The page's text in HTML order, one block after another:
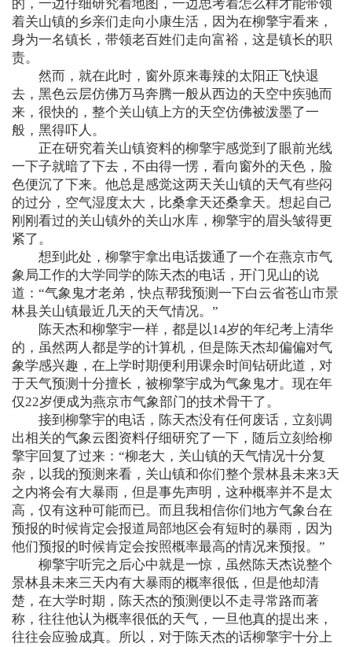
的，一边仔细研究着地图，一边思考着怎么样才能带领
着关山镇的乡亲们走向小康生活，因为在柳擎宇看来，
身为一名镇长，带领老百姓们走向富裕，这是镇长的职
责。
然而，就在此时，窗外原来毒辣的太阳正飞快退
去，黑色云层仿佛万马奔腾一般从西边的天空中疾驰而
来，很快的，整个关山镇上方的天空仿佛被泼墨了一
般，黑得吓人。
正在研究着关山镇资料的柳擎宇感觉到了眼前光线
一下子就暗了下去，不由得一愣，看向窗外的天色，脸
色便沉了下来。他总是感觉这两天关山镇的天气有些闷
的过分，空气湿度太大，比桑拿天还桑拿天。想起自己
刚刚看过的关山镇外的关山水库，柳擎宇的眉头皱得更
紧了。
想到此处，柳擎宇拿出电话拨通了一个在燕京市气
象局工作的大学同学的陈天杰的电话，开门见山的说
道：“气象鬼才老弟，快点帮我预测一下白云省苍山市景
林县关山镇最近几天的天气情况。”
陈天杰和柳擎宇一样，都是以14岁的年纪考上清华
的，虽然两人都是学的计算机，但是陈天杰却偏偏对气
象学感兴趣，在上学时期便利用课余时间钻研此道，对
于天气预测十分擅长，被柳擎宇成为气象鬼才。现在年
仅22岁便成为燕京市气象部门的技术骨干了。
接到柳擎宇的电话，陈天杰没有任何废话，立刻调
出相关的气象云图资料仔细研究了一下，随后立刻给柳
擎宇回复了过来：“柳老大，关山镇的天气情况十分复
杂，以我的预测来看，关山镇和你们整个景林县未来3天
之内将会有大暴雨，但是事先声明，这种概率并不是太
高，仅有这种可能而已。而且我相信你们地方气象台在
预报的时候肯定会报道局部地区会有短时的暴雨，因为
他们预报的时候肯定会按照概率最高的情况来预报。”
柳擎宇听完之后心中就是一惊，虽然陈天杰说整个
景林县未来三天内有大暴雨的概率很低，但是他却清
楚，在大学时期，陈天杰的预测便以不走寻常路而著
称，往往他认为概率很低的天气，一旦他真的提出来，
往往会应验成真。所以，对于陈天杰的话柳擎宇十分上